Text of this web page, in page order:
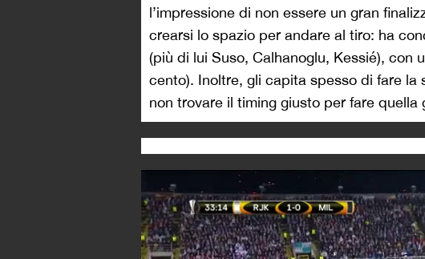
l’impressione di non essere un gran
crearsi lo spazio per andare al tiro: ha
(più di lui Suso, Calhanoglu, Kessié), con
cento). Inoltre, gli capita spesso di fare
non trovare il timing giusto per fare quella